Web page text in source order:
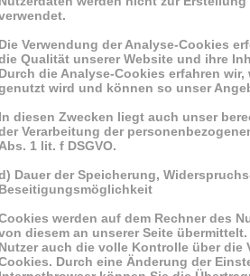
Verwendung der Analyse-Cookies
Qualität unserer Website und ihre
die Analyse-Cookies erfahren wir,
wird und können so unser
diesen Zwecken liegt auch unser
Verarbeitung der
1 lit. f DSGVO.
Dauer der Speicherung,
werden auf dem Rechner des
diesem an unserer Seite übermittelt.
auch die volle Kontrolle über die
Durch eine Änderung der